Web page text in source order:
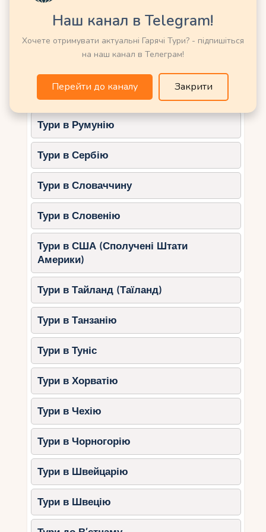
2. З аеропорту Орлі (ORY)
На шатлі Magical Shuttle :
хвилин.
Вартість – від 23 євро за
дорослого.
На таксі або трансфері
Час у дорозі – близько 1 години.
Вартість – від 80 євро.
3. З аеропорту Бове (BVA)
На автобусі:
Спочатку необхідно доїхати до
Парижа автобусом (час у дорозі —
близько 1 години 15 хвилин), потім
пересісти на поїзд RER A або
туристичний шатл.
Загальна вартість – від 30 євро.
Міжнародні маршрути до
Діснейленду
Якщо ви подорожуєте з інших країн Європи, є
кілька зручних варіантів:
1. Поїздом Eurostar
Прямий поїзд Eurostar сполучає
Лондон та Marne-la-Vallée.
Час у дорозі – близько 2 годин 45
хвилин.
Вартість – від 50 фунтів.
Тури в Німеччину
Тури в ОАЕ (Емірати)
Тури в Румунію
Тури в Сербію
Тури в Словаччину
Тури в Словенію
Тури в США (Сполучені Штати
Америки)
Тури в Тайланд (Таїланд)
Тури в Танзанію
Тури в Туніс
Тури в Хорватію
Тури в Чехію
Тури в Чорногорію
Тури в Швейцарію
Тури в Швецію
Наш канал в Telegram!
Хочете отримувати актуальні Гарячі Тури? - підпишіться
на наш канал в Телеграм!
Перейти до каналу Закрити